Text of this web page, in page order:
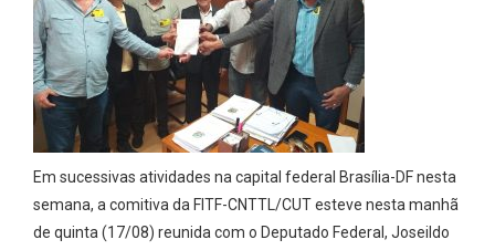
Em sucessivas atividades na capital federal Brasília-DF nesta
semana, a comitiva da FITF-CNTTL/CUT esteve nesta manhã
de quinta (17/08) reunida com o Deputado Federal, Joseildo